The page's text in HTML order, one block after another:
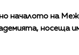
началото на
носеща